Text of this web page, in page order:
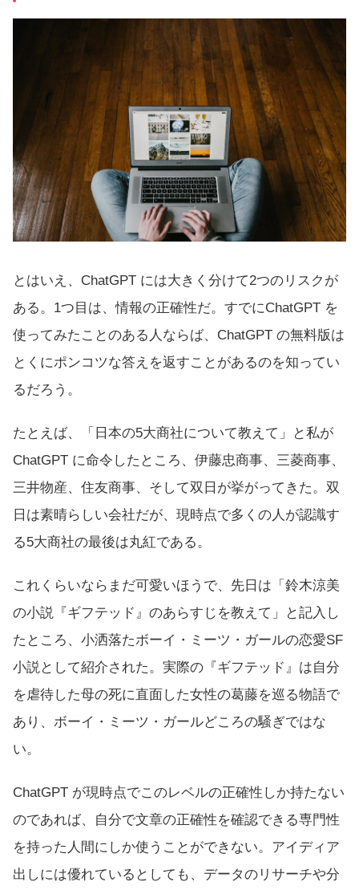
とはいえ、ChatGPT には大きく分けて2つのリスクが
ある。1つ目は、情報の正確性だ。すでにChatGPT を
使ってみたことのある人ならば、ChatGPT の無料版は
とくにポンコツな答えを返すことがあるのを知ってい
るだろう。
たとえば、「日本の5大商社について教えて」と私が
ChatGPT に命令したところ、伊藤忠商事、三菱商事、
三井物産、住友商事、そして双日が挙がってきた。双
日は素晴らしい会社だが、現時点で多くの人が認識す
る5大商社の最後は丸紅である。
これくらいならまだ可愛いほうで、先日は「鈴木涼美
の小説『ギフテッド』のあらすじを教えて」と記入し
たところ、小洒落たボーイ・ミーツ・ガールの恋愛SF
小説として紹介された。実際の『ギフテッド』は自分
を虐待した母の死に直面した女性の葛藤を巡る物語で
あり、ボーイ・ミーツ・ガールどころの騒ぎではな
い。
ChatGPT が現時点でこのレベルの正確性しか持たない
のであれば、自分で文章の正確性を確認できる専門性
を持った人間にしか使うことができない。アイディア
出しには優れているとしても、データのリサーチや分